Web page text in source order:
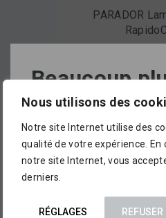
Nous utilisons des
Notre site Internet utilise des
qualité de votre expérience.
notre site Internet, vous
derniers.
RÉGLAGES REFUSER
PARADOR
Voir le
Beaucoup
magasin !
L’assortiment proposé
ligne ne représente pour
aperçu de ce que vous
nos points de vente
milliers d’autres